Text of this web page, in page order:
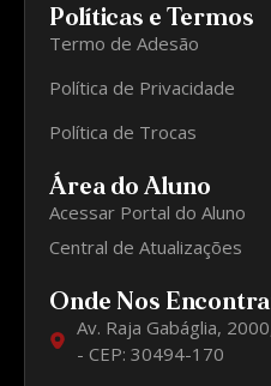
Políticas e Termos
Termo de Adesão
Política de Privacidade
Política de Trocas
Área do Aluno
Acessar Portal do Aluno
Central de Atualizações
Onde Nos
Av. Raja Gabáglia,
- CEP: 30494-170